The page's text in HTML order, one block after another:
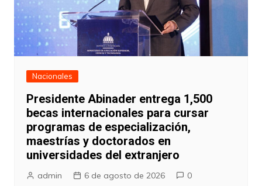
Nacionales
Presidente Abinader entrega 1,500
becas internacionales para cursar
programas de especialización,
maestrías y doctorados en
universidades del extranjero
admin 6 de agosto de 2026 0